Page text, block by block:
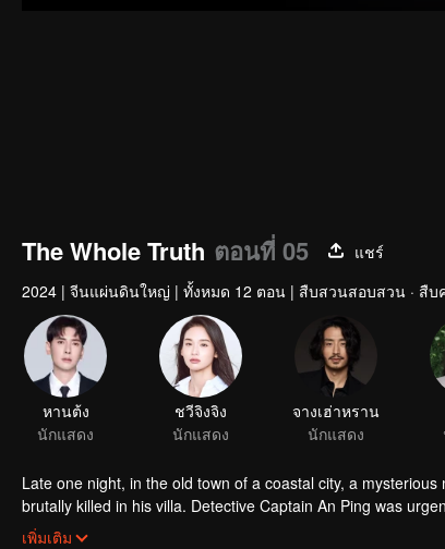
The Whole Truth ตอนที่ 05
แชร์
2024 | จีนแผ่นดินใหญ่ | ทั้งหมด 12 ตอน | สืบสวนสอบสวน · สืบ
Late one night, in the old town of a coastal city, a
brutally killed in his villa. Detective Captain An Ping was
academy, volunteered to assist. The two worked together
เพิ่มเติม